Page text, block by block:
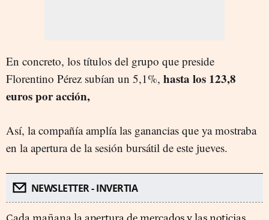
En concreto, los títulos del grupo que preside
Florentino Pérez subían un 5,1%, hasta los 123,8
euros por acción,
Así, la compañía amplía las ganancias que ya mostraba
en la apertura de la sesión bursátil de este jueves.
NEWSLETTER - INVERTIA